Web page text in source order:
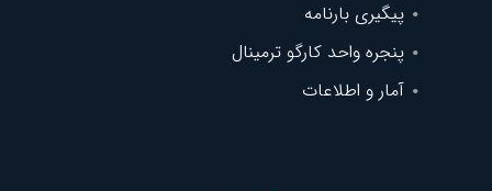
پیگیری بارنامه
پنجره واحد کارگو ترمینال
آمار و اطلاعات